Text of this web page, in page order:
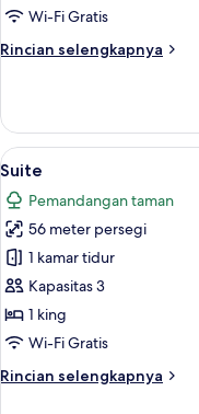
akses
kolam
Wi-Fi Gratis
Rincian selengkapnya
Rincian
Kamar
Grand,
akses
kolam
renang
Lihat
semua
foto
untuk
Suite
12
Suite
Pemandangan taman
56 meter persegi
1 kamar tidur
Kapasitas 3
1 king
Wi-Fi Gratis
Rincian selengkapnya
Rincian